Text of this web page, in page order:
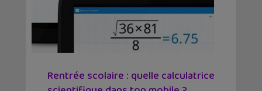
Rentrée scolaire : quelle calculatrice